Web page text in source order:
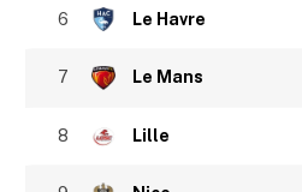
6 Le Havre
7 Le Mans
8 Lille